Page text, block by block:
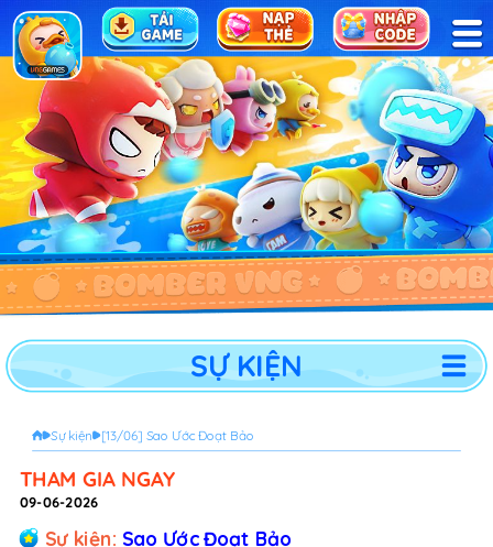
SỰ KIỆN
Sự kiện [13/06] Sao Ước Đoạt Bảo
THAM GIA NGAY
09-06-2026
Sự kiện: Sao Ước Đoạt Bảo
TRANG CHỦ
TIN TỨC
SỰ KIỆN
HỖ TRỢ